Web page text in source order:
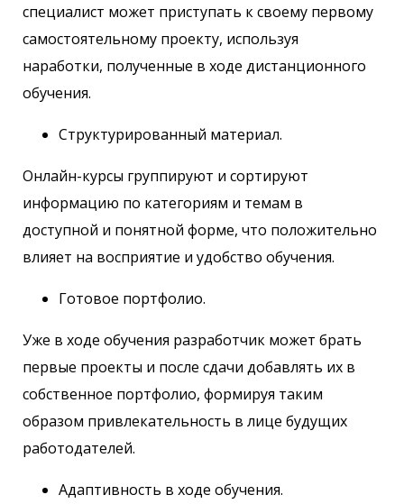
специалист может приступать к своему первому
самостоятельному проекту, используя
наработки, полученные в ходе дистанционного
обучения.
Структурированный материал.
Онлайн-курсы группируют и сортируют
информацию по категориям и темам в
доступной и понятной форме, что положительно
влияет на восприятие и удобство обучения.
Готовое портфолио.
Уже в ходе обучения разработчик может брать
первые проекты и после сдачи добавлять их в
собственное портфолио, формируя таким
образом привлекательность в лице будущих
работодателей.
Адаптивность в ходе обучения.